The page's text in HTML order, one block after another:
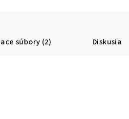
súbory (2) Diskusia